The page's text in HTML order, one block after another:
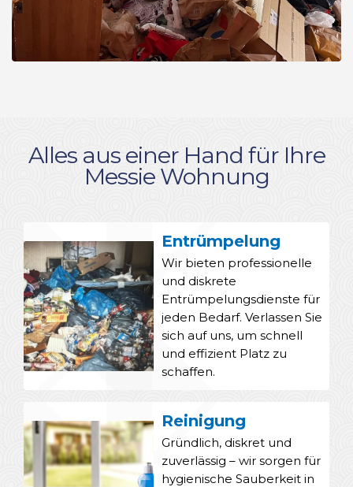
Alles aus einer Hand für Ihre
Messie Wohnung
Entrümpelung
Wir bieten professionelle
und diskrete
Entrümpelungsdienste für
jeden Bedarf. Verlassen Sie
sich auf uns, um schnell
und effizient Platz zu
schaffen.
Reinigung
Gründlich, diskret und
zuverlässig – wir sorgen für
hygienische Sauberkeit in